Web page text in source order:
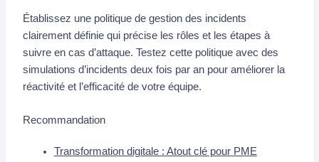
Établissez une politique de gestion des incidents
clairement définie qui précise les rôles et les étapes à
suivre en cas d’attaque. Testez cette politique avec des
simulations d’incidents deux fois par an pour améliorer la
réactivité et l’efficacité de votre équipe.
Recommandation
Transformation digitale : Atout clé pour PME